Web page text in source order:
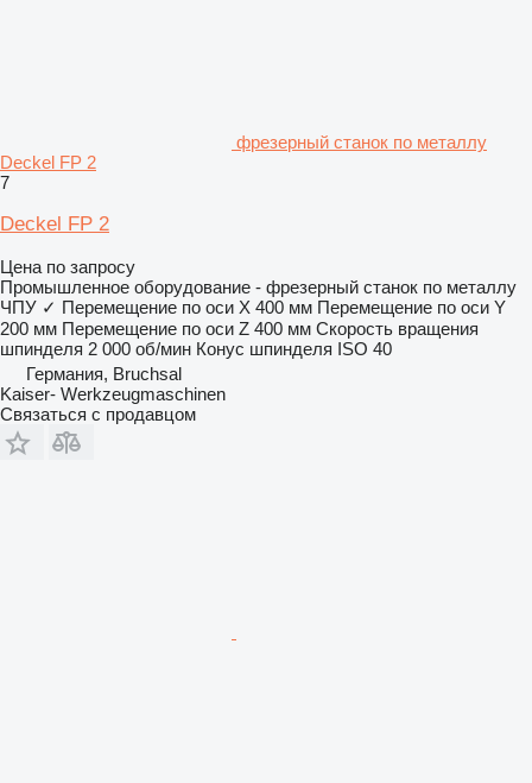
фрезерный станок по металлу
Deckel FP 2
7
Deckel FP 2
Цена по запросу
Промышленное оборудование - фрезерный станок по металлу
ЧПУ ✓ Перемещение по оси X 400 мм Перемещение по оси Y
200 мм Перемещение по оси Z 400 мм Скорость вращения
шпинделя 2 000 об/мин Конус шпинделя ISO 40
Германия, Bruchsal
Kaiser- Werkzeugmaschinen
Связаться с продавцом